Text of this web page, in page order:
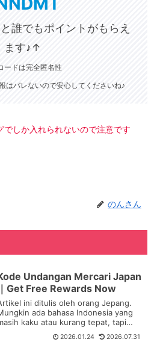
誰でもポイントがもらえ
ます♪ ↑
ードは完全匿名性
はバレないので安心してくださいね♪
しか入れられないので注意です
のんさん
Undangan Mercari Japan
｜Get Free Rewards Now
ini ditulis oleh orang Jepang.
ada bahasa Indonesia yang
kaku atau kurang tepat, tapi
2026.01.24 2026.07.31